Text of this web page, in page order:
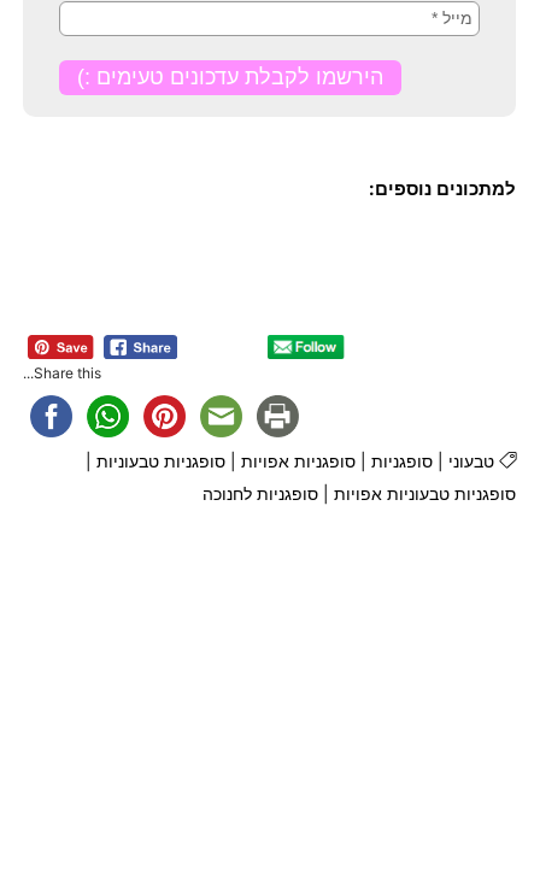
למתכונים נוספים:
Share this...
טבעוני סופגניות| סופגניות אפויות| סופגניות טבעוניות|
סופגניות טבעוניות אפויות| סופגניות לחנוכה